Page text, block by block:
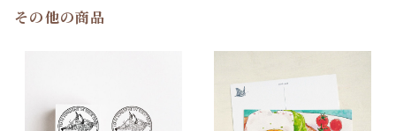
その他の商品